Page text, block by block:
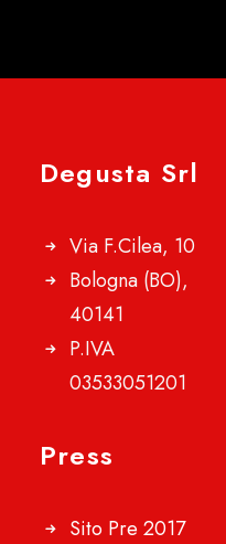
Degusta Srl
Via F.Cilea, 10
Bologna (BO),
40141
P.IVA
03533051201
Press
Sito Pre 2017